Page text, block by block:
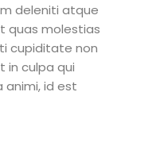
deleniti atque
quas molestias
cupiditate non
in culpa qui
id est